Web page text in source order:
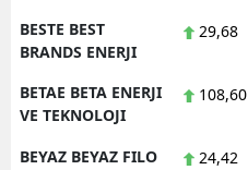
BESTE BEST
BRANDS ENERJI
29,68
BETAE BETA ENERJI
VE TEKNOLOJI
108,60
BEYAZ BEYAZ FILO 24,42